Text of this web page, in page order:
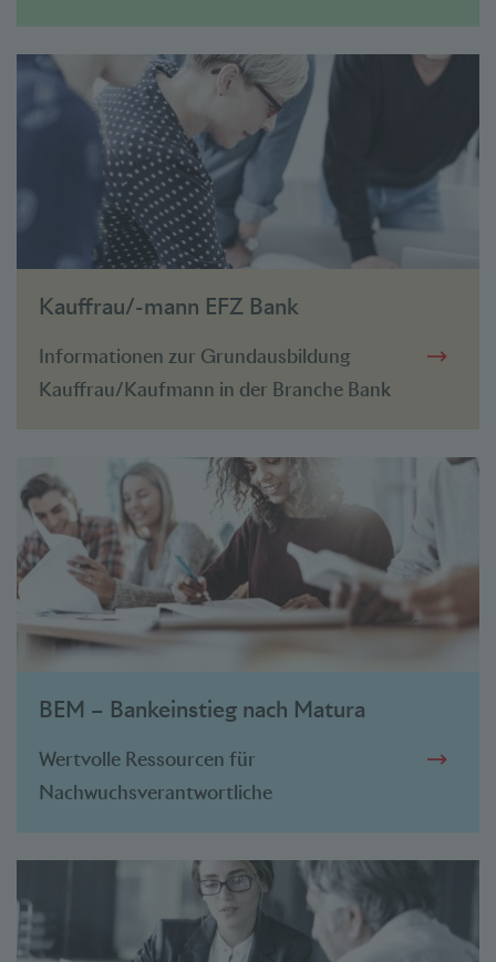
Kauffrau/-mann EFZ Bank
Informationen zur Grundausbildung
Kauffrau/Kaufmann in der Branche Bank
BEM – Bankeinstieg nach Matura
Wertvolle Ressourcen für
Nachwuchsverantwortliche